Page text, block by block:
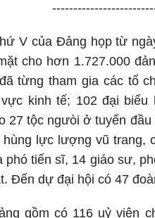
V của Đảng họp từ
cho hơn 1.727.000
từng tham gia các tổ
kinh tế; 102 đại
27 tộc ngưòi ở tuyến
hùng lực lượng vũ trang,
phó tiến sĩ, 14 giáo sư,
Đến dự đại hội có 47
gồm có 116 uỷ viên